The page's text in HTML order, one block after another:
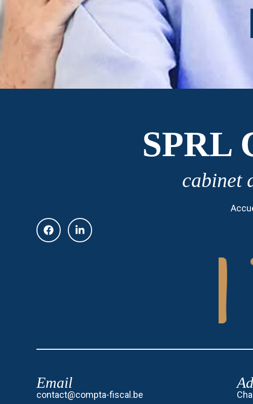
SPRL
cabinet
Email
contact@compta-fiscal.be